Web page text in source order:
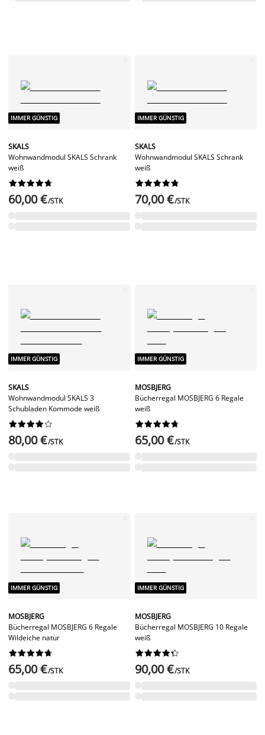
IMMER GÜNSTIG
SKALS
Wohnwandmodul SKALS Schrank
weiß






60,00 €/STK
IMMER GÜNSTIG
SKALS
Wohnwandmodul SKALS Schrank
weiß






70,00 €/STK
IMMER GÜNSTIG
SKALS
Wohnwandmodul SKALS 3
Schubladen Kommode weiß






80,00 €/STK
IMMER GÜNSTIG
MOSBJERG
Bücherregal MOSBJERG 6 Regale
weiß






65,00 €/STK
IMMER GÜNSTIG
MOSBJERG
Bücherregal MOSBJERG 6 Regale
Wildeiche natur






65,00 €/STK
IMMER GÜNSTIG
MOSBJERG
Bücherregal MOSBJERG 10 Regale
weiß






90,00 €/STK